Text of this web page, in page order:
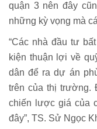
quận 3 nên đây
những kỳ vọng mà
“Các nhà đầu tư
kiện thuận lợi về
dân để ra dự án
trên của thị trường.
chiến lược giá của
đây”, TS. Sử Ngọc